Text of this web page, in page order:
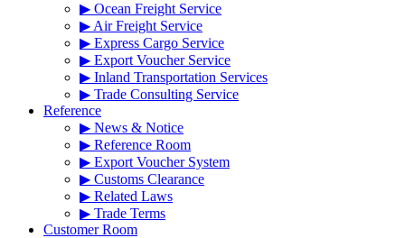
▶ Ocean Freight Service
▶ Air Freight Service
▶ Express Cargo Service
▶ Export Voucher Service
▶ Inland Transportation Services
▶ Trade Consulting Service
Reference
▶ News & Notice
▶ Reference Room
▶ Export Voucher System
▶ Customs Clearance
▶ Related Laws
▶ Trade Terms
Customer Room